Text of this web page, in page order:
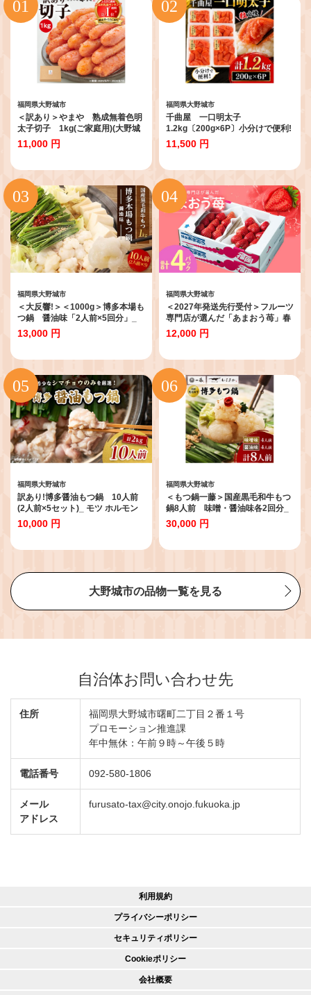
福岡県大野城市
＜訳あり＞やまや 熟成無着色明
太子切子 1kg(ご家庭用)(大野城
市)_ 明太子 めんたい めんたいこ
訳アリ わけあり ワケあり 切子 切
るさと 【1105415】
11,000 円
福岡県大野城市
千曲屋 一口明太子
1.2kg〔200g×6P〕小分けで便利!
お裾分けにも!_ 明太子 めんたい
こ 辛子明太子 切れ子 1200g 小分
用 送料無料 福岡 からし明太子 魚
卵 冷凍 国産 ご飯のお供
【1092005】
11,500 円
福岡県大野城市
＜大反響!＞＜1000g＞博多本場も
つ鍋 醤油味「2人前×5回分」_
鍋 もつ モツ モツ鍋 鍋セット しょ
うゆ 醤油 福岡 福岡県 大野城市 人
13,000 円
福岡県大野城市
＜2027年発送先行受付＞フルーツ
専門店が選んだ「あまおう苺」春
250g×4パック(大野城市)_あまお
う苺 いちご イチゴ 果物 フルーツ
料無料【1083237】
12,000 円
福岡県大野城市
訳あり!博多醤油もつ鍋 10人前
(2人前×5セット)_ モツ ホルモン
牛モツ 醤油スープ しょうゆ 鍋 鍋
セット 博多 簡単調理 お取り寄せ
【1507695】
10,000 円
福岡県大野城市
＜もつ鍋一藤＞国産黒毛和牛もつ
鍋8人前 味噌・醤油味各2回分_
鍋 もつ鍋 モツ モツ鍋 鍋セット 福
岡 福岡県 大野城市 人気 九州 グル
30,000 円
大野城市の品物一覧を見る
自治体お問い合わせ先
住所
福岡県大野城市曙町二丁目２番１号
プロモーション推進課
年中無休：午前９時～午後５時
電話番号 092-580-1806
メール
アドレス
furusato-tax@city.onojo.fukuoka.jp
利用規約
プライバシーポリシー
セキュリティポリシー
Cookieポリシー
会社概要